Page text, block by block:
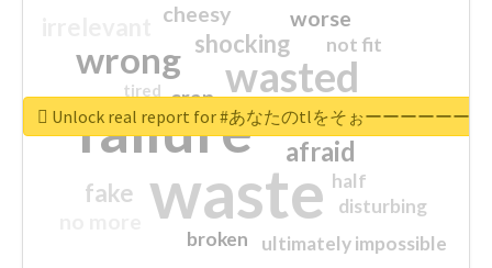
waste
failure
wasted
wrong
sorry
afraid
shocking
fake
worse
crap
cheesy
ultimately impossible
not fit
half
disturbing
closed
broken
tired
Unlock real report for #あなたのtlをそぉーーーーーー